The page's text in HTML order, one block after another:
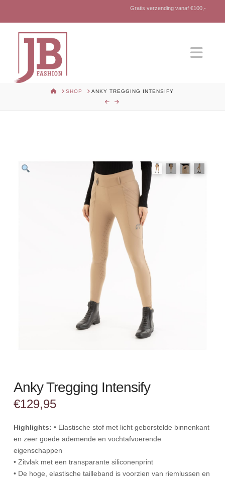
Gratis verzending vanaf €100,-
HOMESHOP ANKY TREGGING INTENSIFY
Anky Tregging Intensify
€129,95
Highlights: • Elastische stof met licht geborstelde binnenkant
en zeer goede ademende en vochtafvoerende
eigenschappen
• Zitvlak met een transparante siliconenprint
• De hoge, elastische tailleband is voorzien van riemlussen en